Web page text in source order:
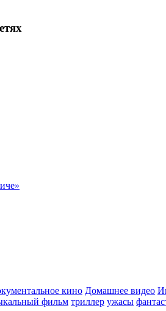
кино Домашнее видео
фильм триллер ужасы